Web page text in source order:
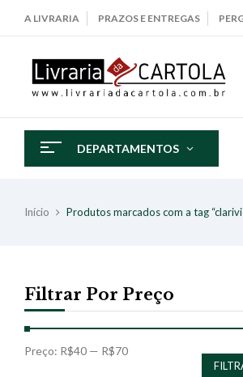
A LIVRARIA PRAZOS E ENTREGAS
DEPARTAMENTOS
Início Produtos marcados com a tag
Filtrar Por Preço
Preço: R$40 — R$70